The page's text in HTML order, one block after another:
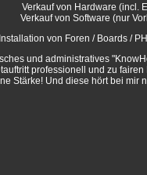
Verkauf von Hardware (incl.
Verkauf von Software (nur
Installation von Foren / Boards /
und administratives
professionell und zu
Stärke! Und diese hört bei mir